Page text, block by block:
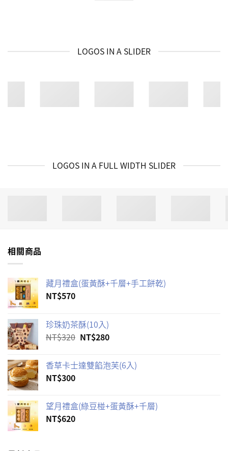
LOGOS IN A SLIDER
LOGOS IN A FULL WIDTH SLIDER
相關商品
藏月禮盒(蛋黃酥+千層+手工餅乾)
NT$570
珍珠奶茶酥(10入)
NT$320 原
格：
NT$280目
格：
香草卡士達雙餡泡芙(6入)
NT$300
望月禮盒(綠豆椪+蛋黃酥+千層)
NT$620